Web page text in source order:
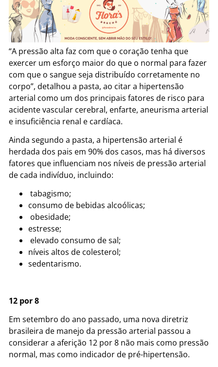
“A pressão alta faz com que o coração tenha que
exercer um esforço maior do que o normal para fazer
com que o sangue seja distribuído corretamente no
corpo”, detalhou a pasta, ao citar a hipertensão
arterial como um dos principais fatores de risco para
acidente vascular cerebral, enfarte, aneurisma arterial
e insuficiência renal e cardíaca.
Ainda segundo a pasta, a hipertensão arterial é
herdada dos pais em 90% dos casos, mas há diversos
fatores que influenciam nos níveis de pressão arterial
de cada indivíduo, incluindo:
tabagismo;
consumo de bebidas alcoólicas;
obesidade;
estresse;
elevado consumo de sal;
níveis altos de colesterol;
sedentarismo.
12 por 8
Em setembro do ano passado, uma nova diretriz
brasileira de manejo da pressão arterial passou a
considerar a aferição 12 por 8 não mais como pressão
normal, mas como indicador de pré-hipertensão.